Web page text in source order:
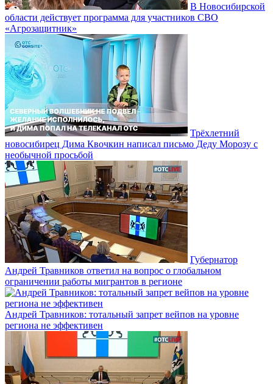
В Новосибирской
области действует программа для участников СВО
«Агрозащитник»
Трёхлетний
новосибирец Дима Квочкин написал письмо Деду Морозу с
необычной просьбой
Губернатор
Андрей Травников ответил на вопрос о глобальном
ограничении работы мигрантов в регионе
Андрей Травников: тотальный запрет вейпов на уровне
региона не эффективен